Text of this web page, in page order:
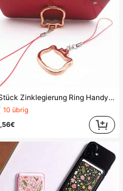
1 Stück Zinklegierung Ring Handyhalter, Desktop Lernständer, faltbar leicht tragbar Handy Lanyard Ringhalter
10 übrig
,56€